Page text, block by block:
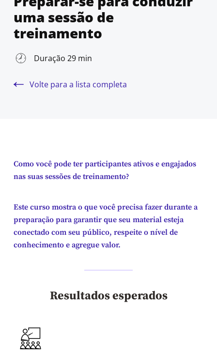
uma sessão de
treinamento
Duração 29 min
Volte para a lista completa
Como você pode ter participantes ativos e engajados
nas suas sessões de treinamento?
Este curso mostra o que você precisa fazer durante a
preparação para garantir que seu material esteja
conectado com seu público, respeite o nível de
conhecimento e agregue valor.
Resultados esperados